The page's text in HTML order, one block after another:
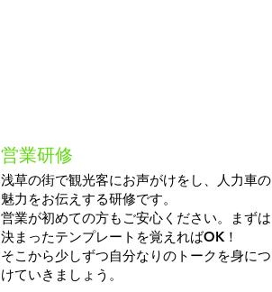
​営業研修​
浅草の街で観光客にお声がけをし、人力車の
魅力をお伝えする研修です。
営業が初めての方もご安心ください。まずは
決まったテンプレートを覚えればOK！
​そこから少しずつ自分なりのトークを身につ
けていきましょう。​​